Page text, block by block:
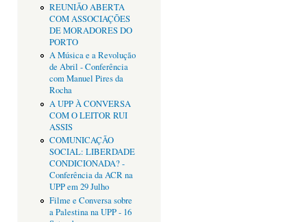
REUNIÃO ABERTA
COM ASSOCIAÇÕES
DE MORADORES DO
PORTO
A Música e a Revolução
de Abril - Conferência
com Manuel Pires da
Rocha
A UPP À CONVERSA
COM O LEITOR RUI
ASSIS
COMUNICAÇÃO
SOCIAL: LIBERDADE
CONDICIONADA? -
Conferência da ACR na
UPP em 29 Julho
Filme e Conversa sobre
a Palestina na UPP - 16